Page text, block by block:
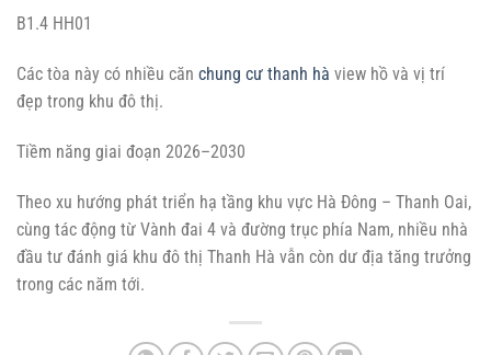
B1.4 HH01
Các tòa này có nhiều căn chung cư thanh hà view hồ và vị trí
đẹp trong khu đô thị.
Tiềm năng giai đoạn 2026–2030
Theo xu hướng phát triển hạ tầng khu vực Hà Đông – Thanh Oai,
cùng tác động từ Vành đai 4 và đường trục phía Nam, nhiều nhà
đầu tư đánh giá khu đô thị Thanh Hà vẫn còn dư địa tăng trưởng
trong các năm tới.